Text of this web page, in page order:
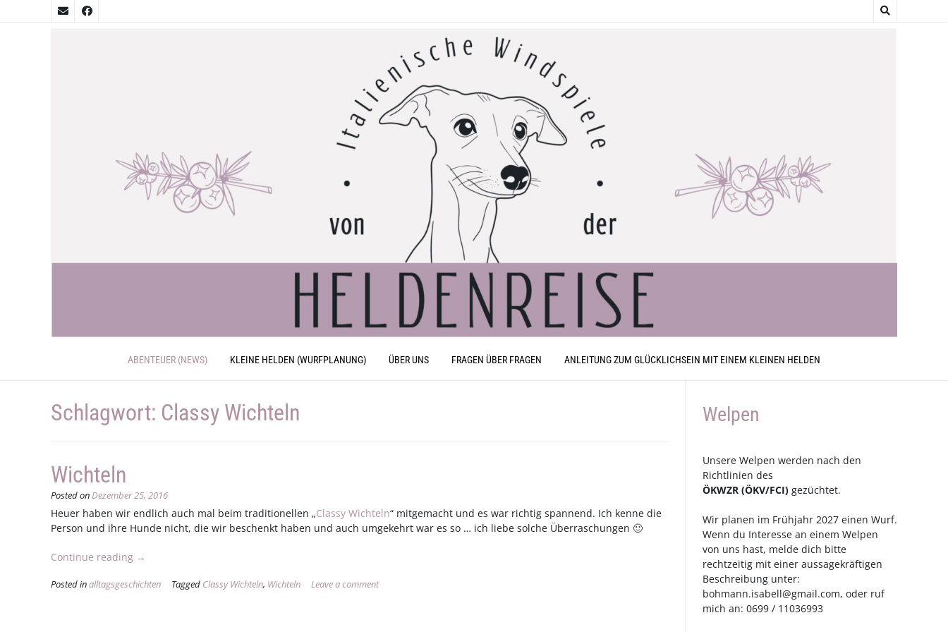
ABENTEUER (NEWS) KLEINE HELDEN (WURFPLANUNG) ÜBER UNS FRAGEN ÜBER FRAGEN ANLEITUNG ZUM GLÜCKLICHSEIN MIT EINEM KLEINEN HELDEN
Schlagwort: Classy Wichteln
Wichteln
Posted onDezember 25, 2016
Heuer haben wir endlich auch mal beim traditionellen „Classy Wichteln“ mitgemacht und es war richtig spannend. Ich kenne die
Person und ihre Hunde nicht, die wir beschenkt haben und auch umgekehrt war es so … ich liebe solche Überraschungen 🙂
Continue reading „Wichteln“
→
Posted inalltagsgeschichten Tagged Classy Wichteln, Wichteln Leave a comment
Welpen
Unsere Welpen werden nach den
Richtlinien des
ÖKWZR (ÖKV/FCI) gezüchtet.
Wir planen im Frühjahr 2027 einen Wurf.
Wenn du Interesse an einem Welpen
von uns hast, melde dich bitte
rechtzeitig mit einer aussagekräftigen
Beschreibung unter:
bohmann.isabell@gmail.com, oder ruf
mich an: 0699 / 11036993